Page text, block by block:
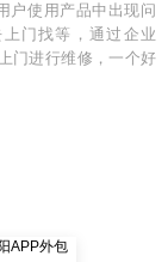
户使用产品中出现问
门找等，通过企业
门进行维修，一个好